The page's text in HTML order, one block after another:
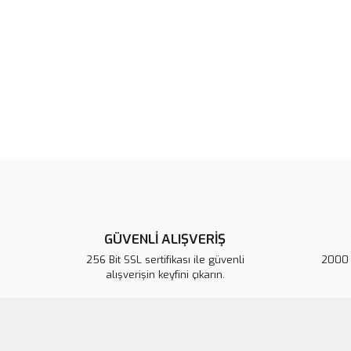
GÜVENLİ ALIŞVERİŞ
256 Bit SSL sertifikası ile güvenli
alışverişin keyfini çıkarın.
2000